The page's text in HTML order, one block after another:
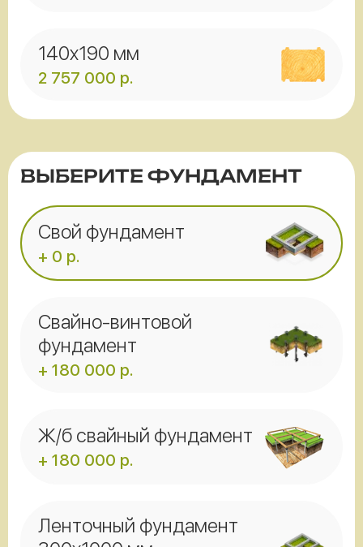
140x190 мм
2 757 000 р.
ВЫБЕРИТЕ ФУНДАМЕНТ
Свой фундамент
+ 0 р.
Свайно-винтовой
фундамент
+ 180 000 р.
Ж/б свайный фундамент
+ 180 000 р.
Ленточный фундамент